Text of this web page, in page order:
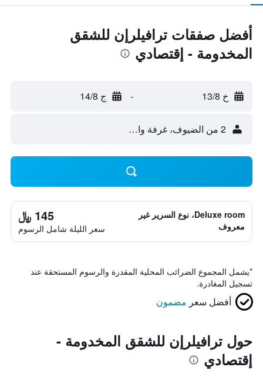
أفضل صفقات ترافيلرإن للشقق
المخدومة - إقتصادي
خ 13/8 - ج 14/8
2 من الضيوف، غرفة واحدة
Deluxe room، نوع السرير غير
معروف
145 ﷼
سعر الليلة شامل الرسوم
*يشمل المجموع الضرائب المحلية المقدرة والرسوم المستحقة عند
تسجيل المغادرة.
أفضل سعر مضمون
حول ترافيلرإن للشقق المخدومة -
إقتصادي